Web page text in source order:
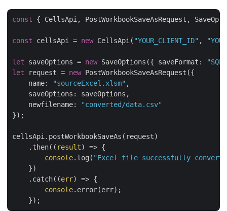
const { CellsApi, PostWorkbookSaveAsRequest,
const cellsApi = new CellsApi( "YOUR_CLIENT_ID" ,
let saveOptions = new SaveOptions({ saveFormat :
"SQL"
let request = new PostWorkbookSaveAsRequest({
name: "sourceExcel.xlsm" ,
saveOptions : saveOptions,
newfilename:
"converted/data.csv"
});
cellsApi.postWorkbookSaveAs(request)
    .then(
( result) => {
console.log( "Excel file successfully
    })
    .catch(
(err) => {
console.error(err);